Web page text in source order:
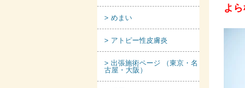
よ
めまい
アトピー性皮膚炎
出張施術ページ （東京・名
古屋・大阪）